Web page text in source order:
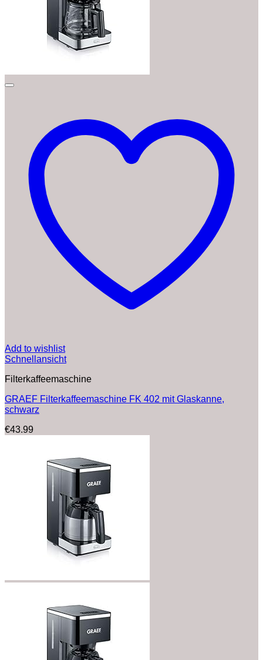
Add to wishlist
Schnellansicht
Filterkaffeemaschine
GRAEF Filterkaffeemaschine FK 402 mit Glaskanne,
schwarz
€43.99